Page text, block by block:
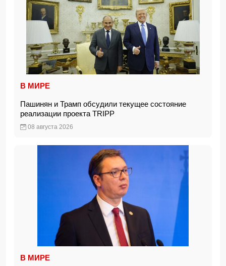
В МИРЕ
Пашинян и Трамп обсудили текущее состояние
реализации проекта TRIPP
08 августа 2026
В МИРЕ